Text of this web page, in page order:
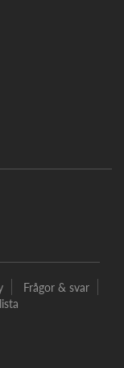
Frågor & svar